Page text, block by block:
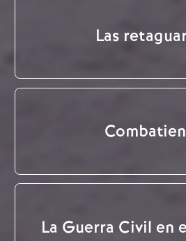
Las
La Guerra Civil en